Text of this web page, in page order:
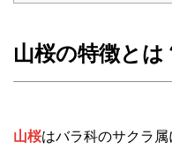
山桜の特徴と
山桜はバラ科のサクラ属